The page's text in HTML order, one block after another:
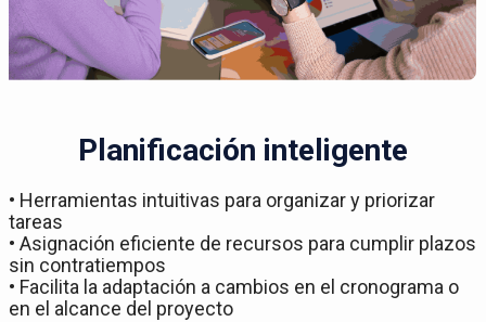
Planificación inteligente
• Herramientas intuitivas para organizar y priorizar
tareas
• Asignación eficiente de recursos para cumplir plazos
sin contratiempos
• Facilita la adaptación a cambios en el cronograma o
en el alcance del proyecto